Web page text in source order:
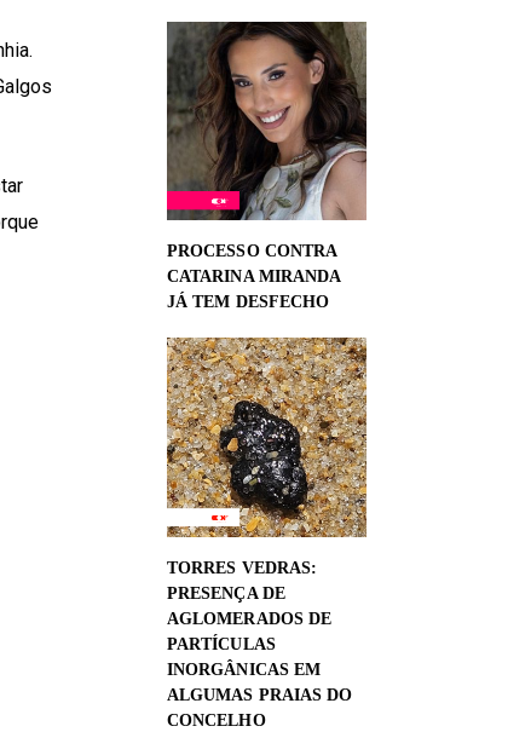
PROCESSO CONTRA
CATARINA MIRANDA
JÁ TEM DESFECHO
TORRES VEDRAS:
PRESENÇA DE
AGLOMERADOS DE
PARTÍCULAS
INORGÂNICAS EM
ALGUMAS PRAIAS DO
CONCELHO